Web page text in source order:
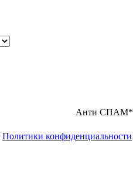
Анти СПАМ*
Политики конфиденциальности